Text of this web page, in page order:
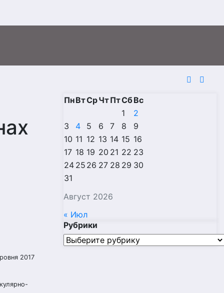
2017
Август 2026
ПнВтСрЧтПтСбВс
1
2
3
4 5 6 7 8
9
10 11 12 13 14 15 16
17 18 19 20 21 22 23
24 25 26 27 28 29 30
31
« Июл
Рубрики
Рубрики